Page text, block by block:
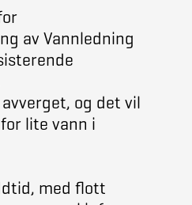
av Vannledning
og det vil
lite vann i
med flott